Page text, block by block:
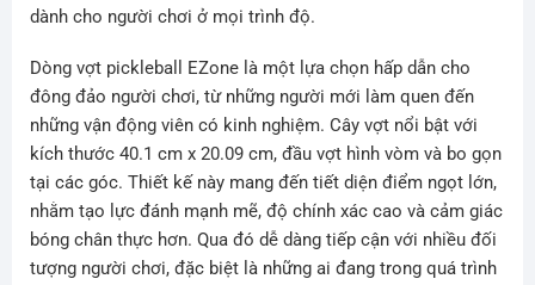
dành cho người chơi ở mọi trình độ.
Dòng vợt pickleball EZone là một lựa chọn hấp dẫn cho
đông đảo người chơi, từ những người mới làm quen đến
những vận động viên có kinh nghiệm. Cây vợt nổi bật với
kích thước 40.1 cm x 20.09 cm, đầu vợt hình vòm và bo gọn
tại các góc. Thiết kế này mang đến tiết diện điểm ngọt lớn,
nhằm tạo lực đánh mạnh mẽ, độ chính xác cao và cảm giác
bóng chân thực hơn. Qua đó dễ dàng tiếp cận với nhiều đối
tượng người chơi, đặc biệt là những ai đang trong quá trình